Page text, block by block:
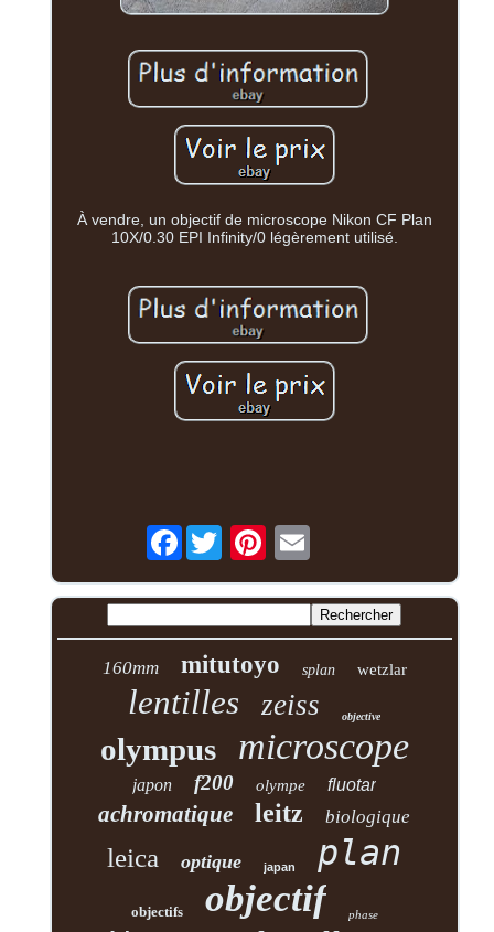
À vendre, un objectif de microscope Nikon CF Plan
10X/0.30 EPI Infinity/0 légèrement utilisé.
Facebook
160mm mitutoyo splan wetzlar
lentilles zeiss objective
olympus microscope
japon f200 olympe fluotar
achromatique leitz biologique
leica optique japan plan
objectifs objectif phase